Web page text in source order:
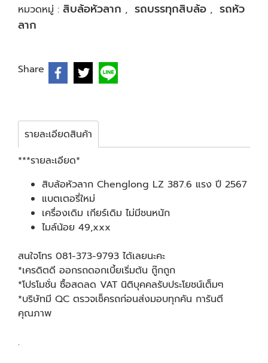
หมวดหมู่ : สิบล้อหัวลาก , รถบรรทุกสิบล้อ , รถหัว
ลาก
Share
รายละเอียดสินค้า
***รายละเอียด*
สิบล้อหัวลาก Chenglong LZ 387.6 แรง ปี 2567
แบตเตอรี่ใหม่
เครื่องเดิม เกียร์เดิม ไม่มีชนหนัก
ไมล์น้อย 49,xxx
สนใจโทร 081-373-9793 ได้เลยนะคะ
*เครดิตดี ออกรถดอกเบี้ยเริ่มต้น ถู๊กถูก
*โปรโมชั่น ซื้อสดลด VAT นิติบุคคลรับประโยชน์เต็มๆ
*บริษัทมี QC ตรวจเช็ครถก่อนส่งมอบทุกคัน การันตี
คุณภาพ
.